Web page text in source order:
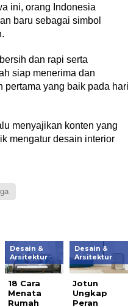
ini, orang Indonesia
baru sebagai simbol
dan rapi serta
siap menerima dan
pertama yang baik pada hari
menyajikan konten yang
mengatur desain interior
Desain &
Arsitektur
18 Cara
Menata
Rumah
Desain &
Arsitektur
Jotun
Ungkap
Peran